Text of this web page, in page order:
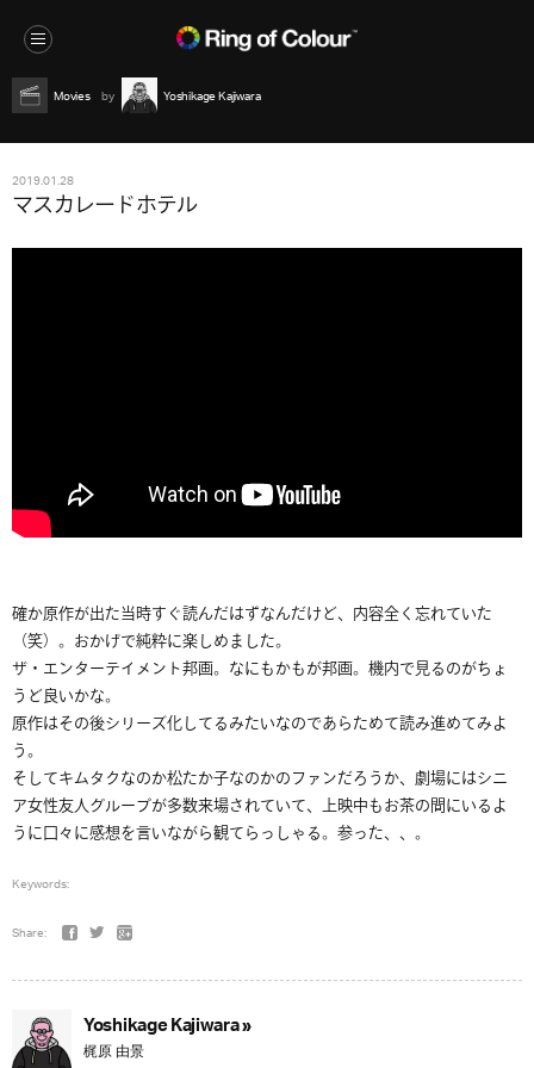
Movies Yoshikage Kajiwara
2019.01.28
マスカレードホテル
確か原作が出た当時すぐ読んだはずなんだけど、内容全く忘れていた
（笑）。おかげで純粋に楽しめました。
ザ・エンターテイメント邦画。なにもかもが邦画。機内で見るのがちょ
うど良いかな。
原作はその後シリーズ化してるみたいなのであらためて読み進めてみよ
う。
そしてキムタクなのか松たか子なのかのファンだろうか、劇場にはシニ
ア女性友人グループが多数来場されていて、上映中もお茶の間にいるよ
うに口々に感想を言いながら観てらっしゃる。参った、、。
Keywords:
Share:
Yoshikage Kajiwara »
梶原 由景